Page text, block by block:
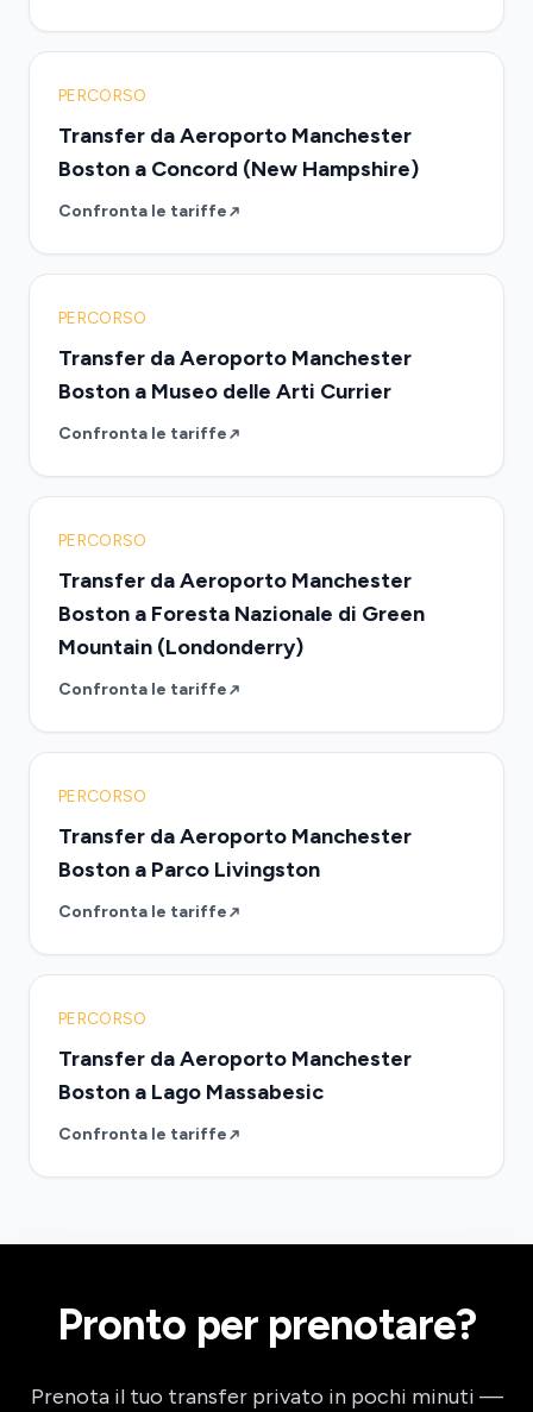
PERCORSO
Transfer da Aeroporto Manchester
Boston a Concord (New Hampshire)
Confronta le tariffe
PERCORSO
Transfer da Aeroporto Manchester
Boston a Museo delle Arti Currier
Confronta le tariffe
PERCORSO
Transfer da Aeroporto Manchester
Boston a Foresta Nazionale di Green
Mountain (Londonderry)
Confronta le tariffe
PERCORSO
Transfer da Aeroporto Manchester
Boston a Parco Livingston
Confronta le tariffe
PERCORSO
Transfer da Aeroporto Manchester
Boston a Lago Massabesic
Confronta le tariffe
Pronto per prenotare?
Prenota il tuo transfer privato in pochi minuti —